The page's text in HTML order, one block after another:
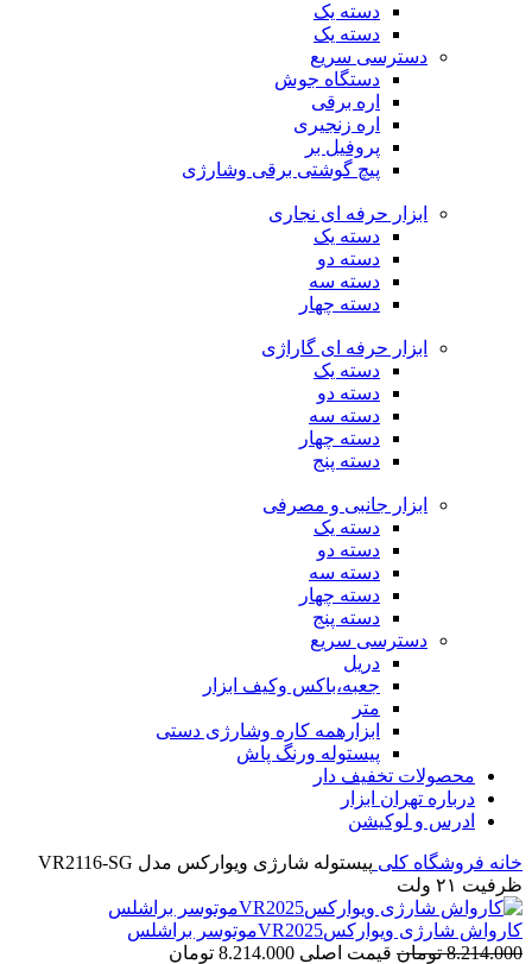
دسته یک
دسته یک
دسترسی سریع
دستگاه جوش
اره برقی
اره زنجیری
پروفیل بر
پیچ گوشتی برقی وشارژی
ابزار حرفه ای نجاری
دسته یک
دسته دو
دسته سه
دسته چهار
ابزار حرفه ای گاراژی
دسته یک
دسته دو
دسته سه
دسته چهار
دسته پنج
ابزار جانبی و مصرفی
دسته یک
دسته دو
دسته سه
دسته چهار
دسته پنج
دسترسی سریع
دریل
جعبه،باکس وکیف ابزار
متر
ابزارهمه کاره وشارژی دستی
پیستوله ورنگ پاش
محصولات تخفیف دار
درباره تهران ابزار
ادرس و لوکیشن
خانه فروشگاه کلی
پیستوله شارژی ویوارکس مدل VR2116-SG
ظرفیت ۲۱ ولت
کارواش شارژی ویوارکسVR2025موتوسر براشلس
8.214.000 تومان قیمت اصلی 8.214.000 تومان